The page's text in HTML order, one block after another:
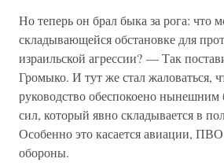
Но теперь он брал быка за рога: что
складывающейся обстановке для
израильской агрессии? — Так
Громыко. И тут же стал жаловаться,
руководство обеспокоено
сил, который явно складывается в
Особенно это касается авиации,
обороны.